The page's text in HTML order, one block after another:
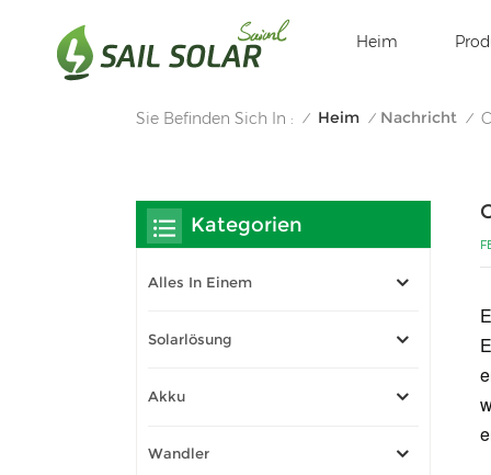
Heim
Sie Befinden Sich In : / Heim / Nachricht /
Kategorien
Alles In Einem
Solarlösung
Akku
Wandler